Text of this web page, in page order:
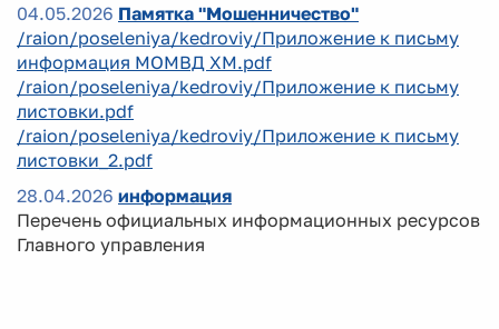
04.05.2026 Памятка "Мошенничество"
/raion/poseleniya/kedroviy/Приложение к письму
информация МОМВД ХМ.pdf
/raion/poseleniya/kedroviy/Приложение к письму
листовки.pdf
/raion/poseleniya/kedroviy/Приложение к письму
листовки_2.pdf
28.04.2026 информация
Перечень официальных информационных ресурсов
Главного управления